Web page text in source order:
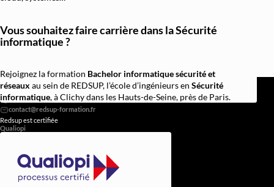
Vous souhaitez faire carrière dans la Sécurité
informatique ?
Rejoignez la formation Bachelor informatique sécurité et
réseaux au sein de REDSUP, l’école d’ingénieurs en Sécurité
informatique, à Clichy dans les Hauts-de-Seine, près de Paris.
REDSUP © 2026
98 Bd Victor Hugo, 92110 Clichy
0756838251
Redsup est certifiée
Qualiopi